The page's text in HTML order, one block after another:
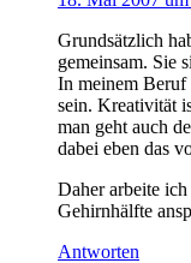
Grundsätzlich
gemeinsam. Sie
In meinem Beruf
sein. Kreativität
man geht auch
dabei eben das
Daher arbeite
Gehirnhälfte
Antworten